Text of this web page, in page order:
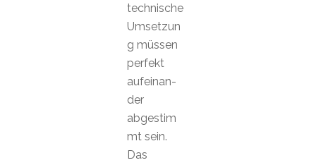
technische
Umsetzun
g müssen
perfekt
aufeinan-
der
abgestim
mt sein.
Das